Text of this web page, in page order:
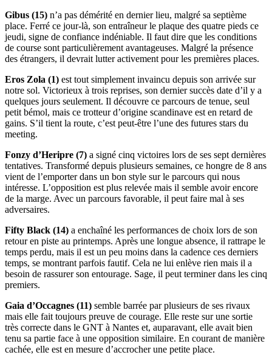
Gibus (15) n’a pas démérité en dernier lieu, malgré sa septième
place. Ferré ce jour-là, son entraîneur le plaque des quatre pieds ce
jeudi, signe de confiance indéniable. Il faut dire que les conditions
de course sont particulièrement avantageuses. Malgré la présence
des étrangers, il devrait lutter activement pour les premières places.
Eros Zola (1) est tout simplement invaincu depuis son arrivée sur
notre sol. Victorieux à trois reprises, son dernier succès date d’il y a
quelques jours seulement. Il découvre ce parcours de tenue, seul
petit bémol, mais ce trotteur d’origine scandinave est en retard de
gains. S’il tient la route, c’est peut-être l’une des futures stars du
meeting.
Fonzy d’Heripre (7) a signé cinq victoires lors de ses sept dernières
tentatives. Transformé depuis plusieurs semaines, ce hongre de 8 ans
vient de l’emporter dans un bon style sur le parcours qui nous
intéresse. L’opposition est plus relevée mais il semble avoir encore
de la marge. Avec un parcours favorable, il peut faire mal à ses
adversaires.
Fifty Black (14) a enchaîné les performances de choix lors de son
retour en piste au printemps. Après une longue absence, il rattrape le
temps perdu, mais il est un peu moins dans la cadence ces derniers
temps, se montrant parfois fautif. Cela ne lui enlève rien mais il a
besoin de rassurer son entourage. Sage, il peut terminer dans les cinq
premiers.
Gaia d’Occagnes (11) semble barrée par plusieurs de ses rivaux
mais elle fait toujours preuve de courage. Elle reste sur une sortie
très correcte dans le GNT à Nantes et, auparavant, elle avait bien
tenu sa partie face à une opposition similaire. En courant de manière
cachée, elle est en mesure d’accrocher une petite place.